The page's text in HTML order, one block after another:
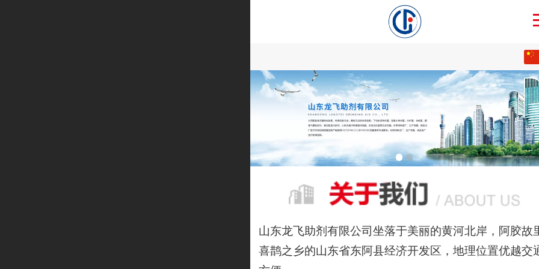
English
山东龙飞助剂有限公司坐落于美丽的黄河北岸，阿胶故
喜鹊之乡的山东省东阿县经济开发区，地理位置优越交